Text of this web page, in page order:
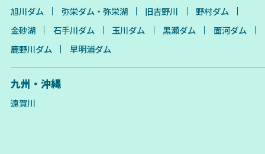
旭川ダム 弥栄ダム・弥栄湖 旧吉野川
野村ダム
金砂湖
石手川ダム 玉川ダム 黒瀬ダム
面河ダム
鹿野川ダム
早明浦ダム
九州・沖縄
遠賀川